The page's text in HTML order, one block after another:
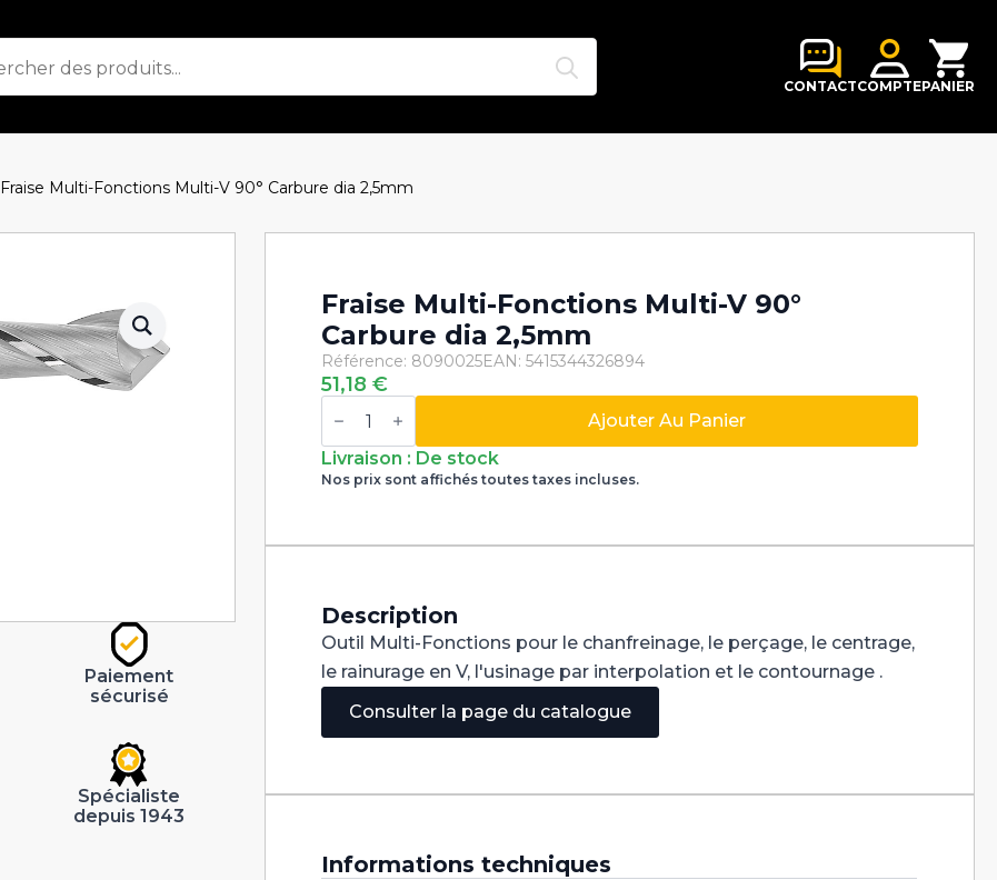
CONTACTCOMPTEPANIER
Fraise Multi-Fonctions Multi-V 90° Carbure dia 2,5mm
Paiement
sécurisé
Spécialiste
depuis 1943
Fraise Multi-Fonctions Multi-V 90°
Carbure dia 2,5mm
Référence: 8090025EAN: 5415344326894
51,18€
quantité
de
Multi-
Fonctions
Multi-
Carbure
Ajouter Au Panier
Livraison : De stock
Nos prix sont affichés toutes taxes incluses.
Description
Outil Multi-Fonctions pour le chanfreinage, le perçage, le centrage,
le rainurage en V, l'usinage par interpolation et le contournage .
Consulter la page du catalogue
Informations techniques